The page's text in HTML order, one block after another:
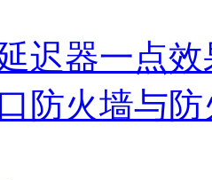
迟器一点
防火墙与